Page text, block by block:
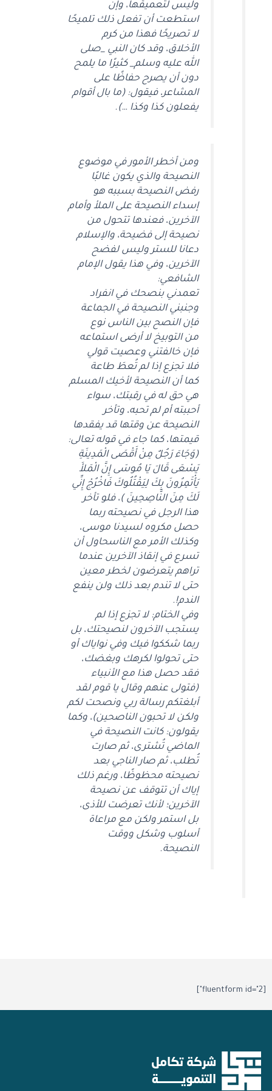
وليس لتعميقها، وإن
استطعت أن تفعل ذلك تلميحًا
لا تصريحًا فهذا من كرم
الأخلاق، وقد كان النبي _صلى
الله عليه وسلم_ كثيرًا ما يلمح
دون أن يصرح حفاظًا على
المشاعر، فيقول: (ما بال أقوام
يفعلون كذا وكذا …).
ومن أخطر الأمور في موضوع
النصيحة والذي يكون غالبًا
رفض النصيحة بسببه هو
إسداء النصيحة على الملأ وأمام
الآخرين، فعندها تتحول من
نصيحة إلى فضيحة، والإسلام
دعانا للستر وليس لفضح
الآخرين، وفي هذا يقول الإمام
الشافعي:
تعمدني بنصحك في انفراد
وجنبني النصيحة في الجماعة
فإن النصح بين الناس نوع
من التوبيخ لا أرضى استماعه
فإن خالفتني وعصيت قولي
فلا تجزع إذا لم تُعطَ طاعة
كما أن النصيحة لأخيك المسلم
هي حق له في رقبتك، سواء
أحببته أم لم تحبه، وتأخر
النصيحة عن وقتها قد يفقدها
قيمتها، كما جاء في قوله تعالى:
(وَجَاءَ رَجُلٌ مِنْ أَقْصَى الْمَدِينَةِ
يَسْعَى قَالَ يَا مُوسَى إِنَّ الْمَلأَ
يَأْتَمِرُونَ بِكَ لِيَقْتُلُوكَ فَاخْرُجْ إِنِّي
لَكَ مِنَ النَّاصِحِينَ )، فلو تأخر
هذا الرجل في نصيحته ربما
حصل مكروه لسيدنا موسى،
وكذلك الأمر مع الناسحاول أن
تسرع في إنقاذ الآخرين عندما
تراهم يتعرضون لخطر معين
حتى لا تندم بعد ذلك ولن ينفع
الندم!.
وفي الختام: لا تجزع إذا لم
يستجب الآخرون لنصيحتك، بل
ربما شككوا فيك وفي نواياك أو
حتى تحولوا لكرهك وبغضك،
فقد حصل هذا مع الأنبياء
(فتولى عنهم وقال يا قوم لقد
أبلغتكم رسالة ربي ونصحت لكم
ولكن لا تحبون الناصحين)، وكما
يقولون: كانت النصيحة في
الماضي تُشترى، ثم صارت
تُطلب، ثم صار الناجي بعد
نصيحته محظوظًا، ورغم ذلك
إياك أن تتوقف عن نصيحة
الآخرين؛ لأنك تعرضت للأذى،
بل استمر ولكن مع مراعاة
أسلوب وشكل ووقت
النصيحة.
[fluentform id="2"]